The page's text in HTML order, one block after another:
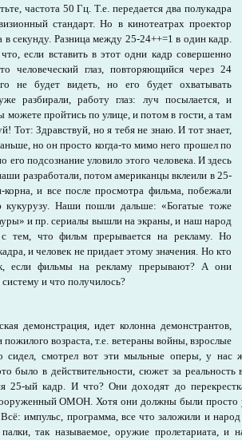
частота 50 Гц. Т.е. передается два полукадра
стандарт. Но в кинотеатрах проектор
в секунду. Разница между 25-24++=1 в один кадр.
если вставить в этот одни кадр совершенно
человеческий глаз, повторяющийся через 24
не будет видеть, но его будет охватывать
разбирали, работу глаз: луч посылается, и
можете пройтись по улице, и потом в гости, а там
Тот: Здравствуй, но я тебя не знаю. И тот знает,
но он просто когда-то мимо него прошел по
его подсознание уловило этого человека. И здесь
разработали, потом американцы вклеили в 25-
и все после просмотра фильма, побежали
кукурузу. Наши пошли дальше: «Богатые тоже
и пр. сериалы вышли на экраны, и наш народ
с тем, что фильм прерывается на рекламу. Но
и человек не придает этому значения. Но кто
если фильмы на рекламу прерывают? А они
и что получилось?
демонстрация, идет колонна демонстрантов,
возраста, т.е. ветераны войны, взрослые
сидел, смотрел вот эти мыльные оперы, у нас
было в действительности, сюжет за
25-ый кадр. И что? Они доходят до
ОМОН. Хотя они должны были просто
импульс, программа, все что заложили и
палки, так называемое, оружие пролетариата,